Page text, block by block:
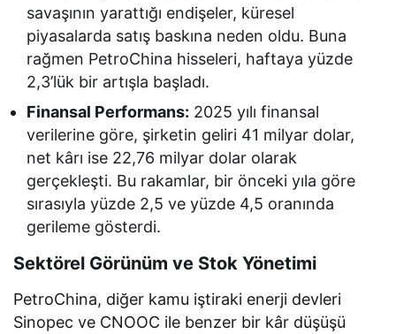
savaşının yarattığı endişeler, küresel
piyasalarda satış baskına neden oldu. Buna
rağmen PetroChina hisseleri, haftaya yüzde
2,3’lük bir artışla başladı.
Finansal Performans: 2025 yılı finansal
verilerine göre, şirketin geliri 41 milyar dolar,
net kârı ise 22,76 milyar dolar olarak
gerçekleşti. Bu rakamlar, bir önceki yıla göre
sırasıyla yüzde 2,5 ve yüzde 4,5 oranında
gerileme gösterdi.
Sektörel Görünüm ve Stok Yönetimi
PetroChina, diğer kamu iştiraki enerji devleri
Sinopec ve CNOOC ile benzer bir kâr düşüşü